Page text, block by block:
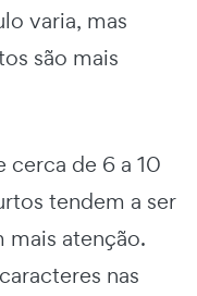
varia, mas
são mais
cerca de 6 a 10
tendem a ser
mais atenção.
nas